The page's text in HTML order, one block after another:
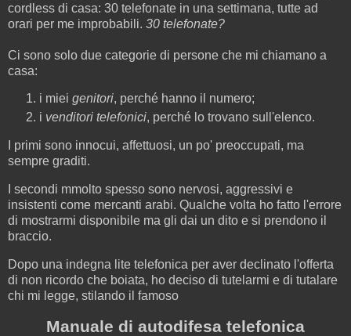
cordless di casa: 30 telefonate in una settimana, tutte ad
orari per me improbabili. 30 telefonate?
Ci sono solo due categorie di persone che mi chiamano a
casa:
i miei genitori, perché hanno il numero;
i venditori telefonici, perché lo trovano sull'elenco.
I primi sono innocui, affettuosi, un po' preoccupati, ma
sempre graditi.
I secondi mmolto spesso sono nervosi, aggressivi e
insistenti come mercanti arabi. Qualche volta ho fatto l'errore
di mostrarmi disponibile ma gli dai un dito e si prendono il
braccio.
Dopo una indegna lite telefonica per aver declinato l'offerta
di non ricordo che boiata, ho deciso di tutelarmi e di tutalare
chi mi legge, stilando il famoso
Manuale di autodifesa telefonica